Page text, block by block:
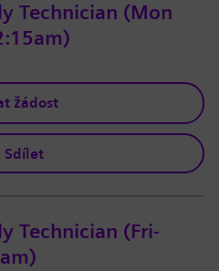
Technician (Mon
žádost
Sdílet
Technician (Fri-